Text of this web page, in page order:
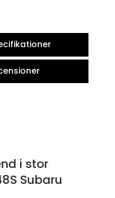
i stor
Subaru